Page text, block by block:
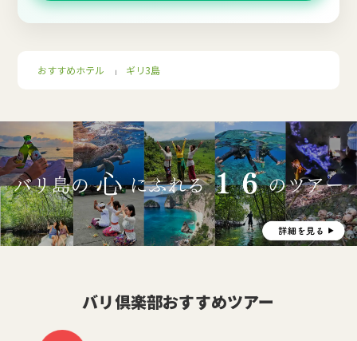
おすすめホテル ｜ ギリ3島
バリ倶楽部おすすめツアー